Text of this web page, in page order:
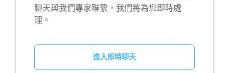
聊天與我們專家聯繫，我們將為您即時處
理。
進入即時聊天